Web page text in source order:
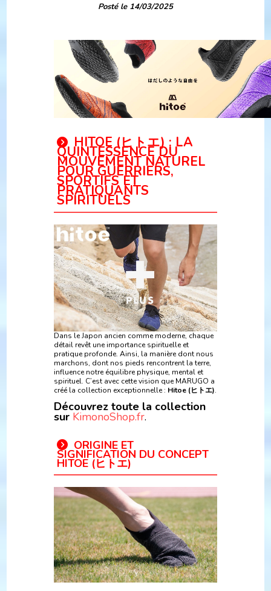
Posté le 14/03/2025
HITOE (ヒトエ) : LA
QUINTESSENCE DU
MOUVEMENT NATUREL
POUR GUERRIERS,
SPORTIFS ET
PRATIQUANTS
SPIRITUELS
Dans le Japon ancien comme moderne, chaque
détail revêt une importance spirituelle et
pratique profonde. Ainsi, la manière dont nous
marchons, dont nos pieds rencontrent la terre,
influence notre équilibre physique, mental et
spirituel. C’est avec cette vision que MARUGO a
créé la collection exceptionnelle : Hitoe (ヒトエ).
Découvrez toute la collection
sur KimonoShop.fr.
ORIGINE ET
SIGNIFICATION DU CONCEPT
HITOE (ヒトエ)